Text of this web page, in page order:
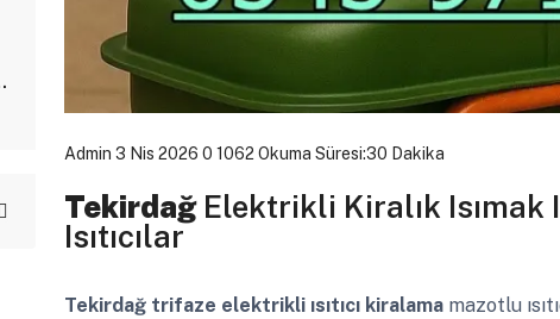
Admin 3 Nis 2026 0 1062 Okuma Süresi:30 Dakika
TekirdağElektrikli Kiralık Isımak
Isıtıcılar
Tekirdağ trifaze elektrikli ısıtıcı kiralama mazotlu